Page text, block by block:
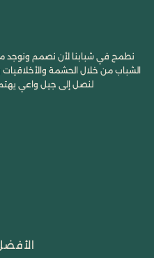
نطمح في شبابنا لأن نصمم ونوجد
الشباب من خلال الحشمة والأخلاقيات
لنصل إلى جيل واعي يهتم